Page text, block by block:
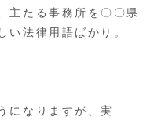
主たる事務所を〇〇県
い法律用語ばかり。
になりますが、実